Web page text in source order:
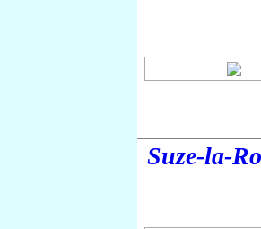
Suze-la-